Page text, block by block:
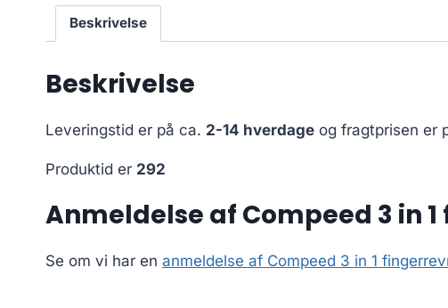
Beskrivelse
Beskrivelse
Leveringstid er på ca. 2-14 hverdage og fragtprisen er
Produktid er 292
Anmeldelse af Compeed 3 in
Se om vi har en anmeldelse af Compeed 3 in 1